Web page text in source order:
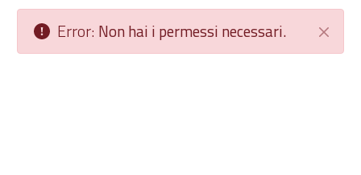
Chiudi
Error: Non hai i permessi necessari.